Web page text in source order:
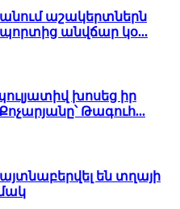
աշակերտներն
անվճար կօ...
խոսեց իր
Թագուհ...
են տղայի